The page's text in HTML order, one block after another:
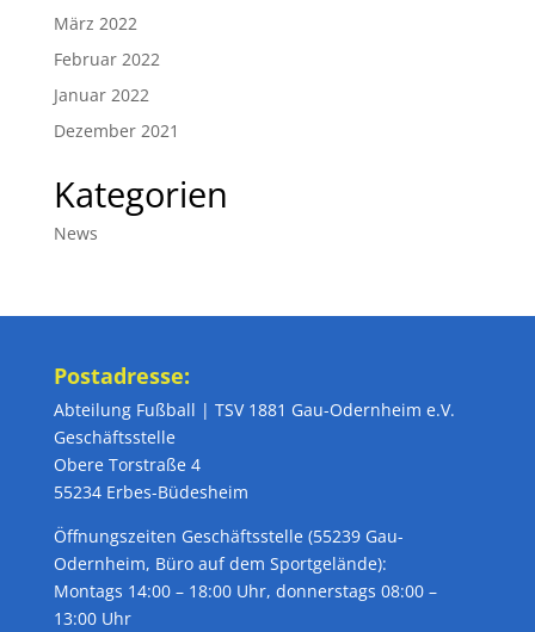
März 2022
Februar 2022
Januar 2022
Dezember 2021
Kategorien
News
Postadresse:
Abteilung Fußball | TSV 1881 Gau-Odernheim e.V.
Geschäftsstelle
Obere Torstraße 4
55234 Erbes-Büdesheim
Öffnungszeiten Geschäftsstelle (55239 Gau-
Odernheim, Büro auf dem Sportgelände):
Montags 14:00 – 18:00 Uhr, donnerstags 08:00 –
13:00 Uhr